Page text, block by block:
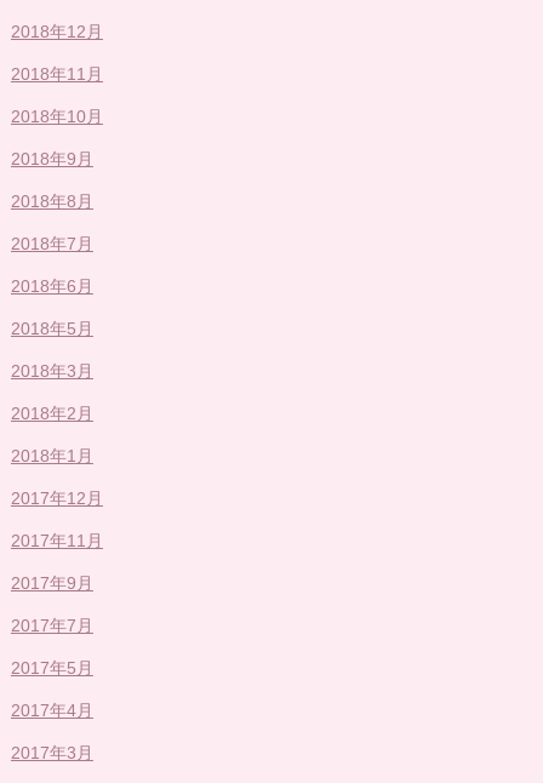
2018年12月
2018年11月
2018年10月
2018年9月
2018年8月
2018年7月
2018年6月
2018年5月
2018年3月
2018年2月
2018年1月
2017年12月
2017年11月
2017年9月
2017年7月
2017年5月
2017年4月
2017年3月